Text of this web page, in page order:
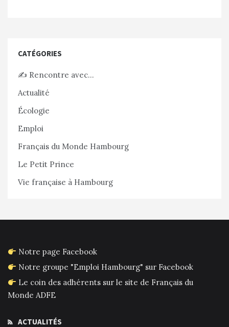
CATÉGORIES
✍️ Rencontre avec…
Actualité
Écologie
Emploi
Français du Monde Hambourg
Le Petit Prince
Vie française à Hambourg
Notre page Facebook
Notre groupe "Emploi Hambourg" sur Facebook
Le coin des adhérents sur le site de Français du
Monde ADFE
ACTUALITÉS